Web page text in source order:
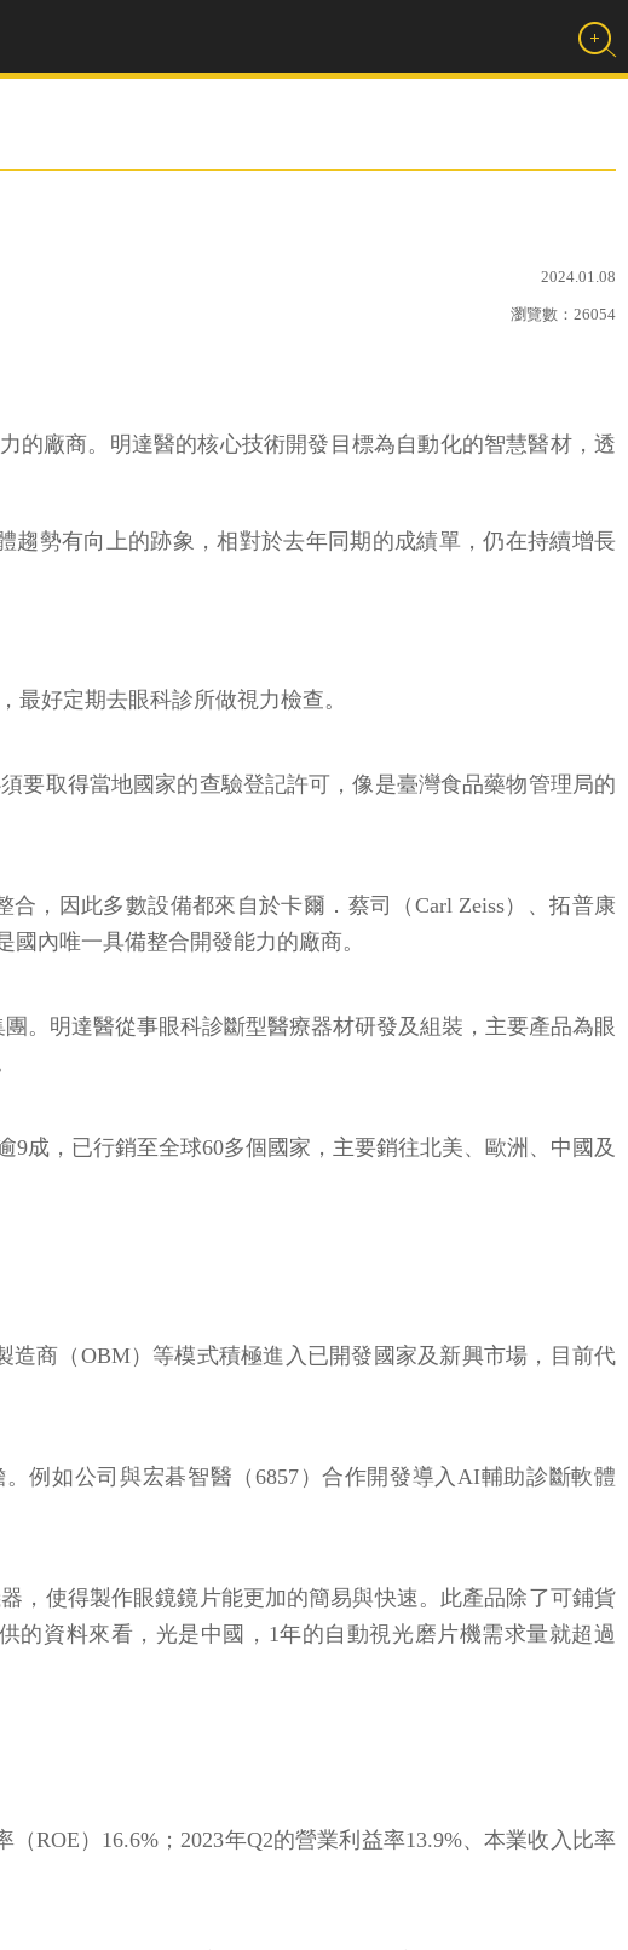
2024.01.08
瀏覽數： 26054
的廠商。明達醫的核心技術開發目標為自動化的智慧醫材，透
趨勢有向上的跡象，相對於去年同期的成績單，仍在持續增長
好定期去眼科診所做視力檢查。
要取得當地國家的查驗登記許可，像是臺灣食品藥物管理局的
，因此多數設備都來自於卡爾．蔡司（Carl Zeiss）、拓普康
國內唯一具備整合開發能力的廠商。
。明達醫從事眼科診斷型醫療器材研發及組裝，主要產品為眼
成，已行銷至全球60多個國家，主要銷往北美、歐洲、中國及
商（OBM）等模式積極進入已開發國家及新興市場，目前代
例如公司與宏碁智醫（6857）合作開發導入AI輔助診斷軟體
，使得製作眼鏡鏡片能更加的簡易與快速。此產品除了可鋪貨
的資料來看，光是中國，1年的自動視光磨片機需求量就超過
ROE）16.6%；2023年Q2的營業利益率13.9%、本業收入比率